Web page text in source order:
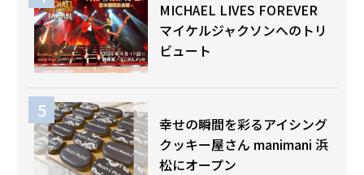
MICHAEL LIVES FOREVER
マイケルジャクソンへのトリ
ビュート
幸せの瞬間を彩るアイシング
クッキー屋さん manimani 浜
松にオープン